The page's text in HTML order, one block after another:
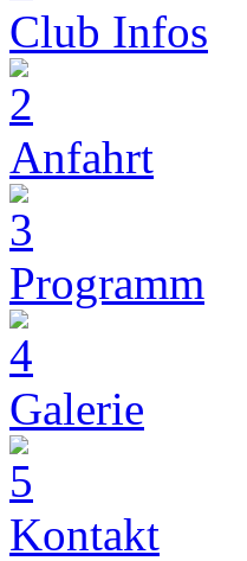
Club Infos
Anfahrt
Programm
Galerie
Kontakt